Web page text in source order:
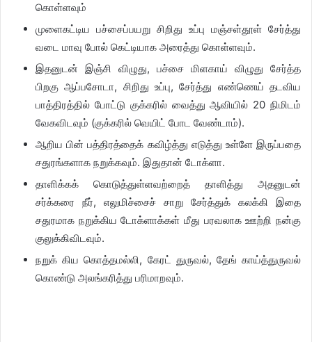
கொள்ளவும்
முளைகட்டிய பச்சைப்பயறு சிறிது உப்பு மஞ்சள்தூள் சேர்த்து
வடை மாவு போல் கெட்டியாக அரைத்து கொள்ளவும்.
இதனுடன் இஞ்சி விழுது, பச்சை மிளகாய் விழுது சேர்த்த
பிறகு ஆப்பசோடா, சிறிது உப்பு, சேர்த்து எண்ணெய் தடவிய
பாத்திரத்தில் போட்டு குக்கரில் வைத்து ஆவியில் 20 நிமிடம்
வேகவிடவும் (குக்கரில் வெயிட் போட வேண்டாம்).
ஆறிய பின் பத்திரத்தைக் கவிழ்த்து எடுத்து உள்ளே இருப்பதை
சதுரங்களாக நறுக்கவும். இதுதான் டோக்ளா.
தாளிக்கக் கொடுத்துள்ளவற்றைத் தாளித்து அதனுடன்
சர்க்கரை நீர், எலுமிச்சைச் சாறு சேர்த்துக் கலக்கி இதை
சதுரமாக நறுக்கிய டோக்ளாக்கள் மீது பரவலாக ஊற்றி நன்கு
குலுக்கிவிடவும்.
நறுக் கிய கொத்தமல்லி, கேரட் துருவல், தேங் காய்த்துருவல்
கொண்டு அலங்கரித்து பரிமாறவும்.